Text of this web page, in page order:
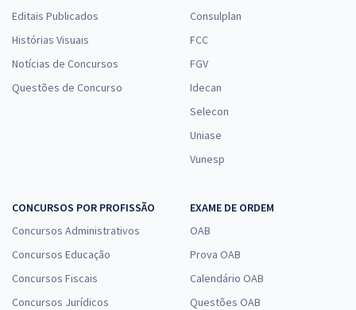
Editais Publicados
Histórias Visuais
Notícias de Concursos
Questões de Concurso
Consulplan
FCC
FGV
Idecan
Selecon
Uniase
Vunesp
CONCURSOS POR PROFISSÃO
Concursos Administrativos
Concursos Educação
Concursos Fiscais
Concursos Jurídicos
EXAME DE ORDEM
OAB
Prova OAB
Calendário OAB
Questões OAB